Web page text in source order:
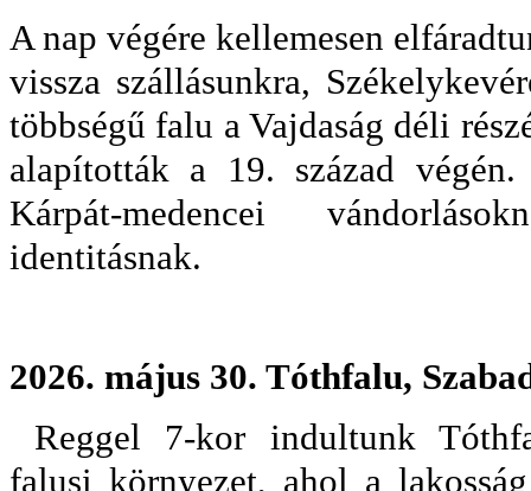
A nap végére kellemesen
vissza szállásunkra,
többségű falu a Vajdaság déli
alapították a 19. század
Kárpát-medencei
identitásnak.
2026. május 30. Tóthfalu,
Reggel 7-kor indultunk
falusi környezet, ahol a